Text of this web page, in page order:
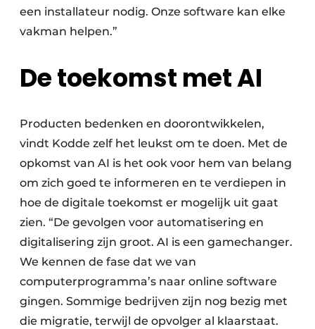
een installateur nodig. Onze software kan elke
vakman helpen.”
De toekomst met AI
Producten bedenken en doorontwikkelen,
vindt Kodde zelf het leukst om te doen. Met de
opkomst van AI is het ook voor hem van belang
om zich goed te informeren en te verdiepen in
hoe de digitale toekomst er mogelijk uit gaat
zien. “De gevolgen voor automatisering en
digitalisering zijn groot. AI is een gamechanger.
We kennen de fase dat we van
computerprogramma’s naar online software
gingen. Sommige bedrijven zijn nog bezig met
die migratie, terwijl de opvolger al klaarstaat.